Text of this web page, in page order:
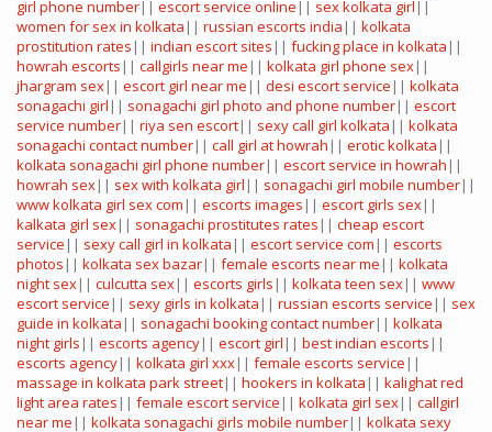
girl phone number|| escort service online || sex kolkata girl ||
women for sex in kolkata || russian escorts india || kolkata
prostitution rates || indian escort sites || fucking place in kolkata ||
howrah escorts || callgirls near me || kolkata girl phone sex||
jhargram sex|| escort girl near me || desi escort service || kolkata
sonagachi girl || sonagachi girl photo and phone number|| escort
service number|| riya sen escort|| sexy call girl kolkata || kolkata
sonagachi contact number|| call girl at howrah || erotic kolkata ||
kolkata sonagachi girl phone number|| escort service in howrah ||
howrah sex|| sex with kolkata girl || sonagachi girl mobile number||
www kolkata girl sex com || escorts images || escort girls sex||
kalkata girl sex|| sonagachi prostitutes rates || cheap escort
service || sexy call girl in kolkata || escort service com || escorts
photos || kolkata sex bazar|| female escorts near me || kolkata
night sex|| culcutta sex|| escorts girls || kolkata teen sex|| www
escort service || sexy girls in kolkata || russian escorts service || sex
guide in kolkata || sonagachi booking contact number|| kolkata
night girls || escorts agency|| escort girl || best indian escorts ||
escorts agency|| kolkata girl xxx|| female escorts service ||
massage in kolkata park street|| hookers in kolkata || kalighat red
light area rates || female escort service || kolkata girl sex|| callgirl
near me || kolkata sonagachi girls mobile number|| kolkata sexy